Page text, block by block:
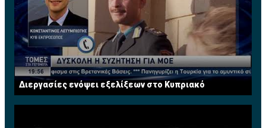
Διεργασίες ενόψει εξελίξεων στο Κυπριακό